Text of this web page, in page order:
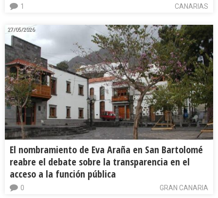
CANARIAS
1
27/05/2026
El nombramiento de Eva Araña en San Bartolomé
reabre el debate sobre la transparencia en el
acceso a la función pública
GRAN CANARIA
0